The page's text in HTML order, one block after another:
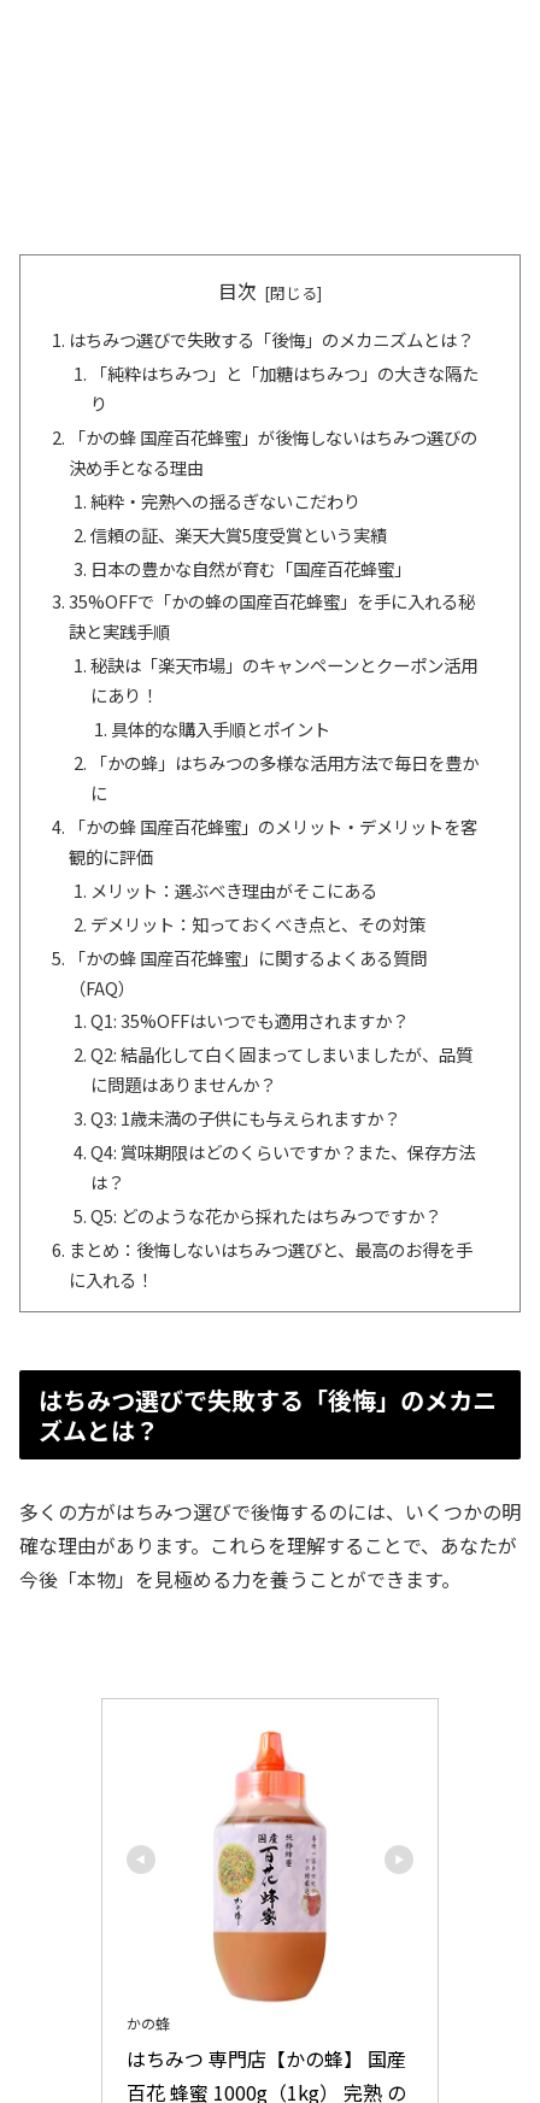
目次
はちみつ選びで失敗する「後悔」のメカニズムとは？
「純粋はちみつ」と「加糖はちみつ」の大きな隔た
り
「かの蜂 国産百花蜂蜜」が後悔しないはちみつ選びの
決め手となる理由
純粋・完熟への揺るぎないこだわり
信頼の証、楽天大賞5度受賞という実績
日本の豊かな自然が育む「国産百花蜂蜜」
35%OFFで「かの蜂の国産百花蜂蜜」を手に入れる秘
訣と実践手順
秘訣は「楽天市場」のキャンペーンとクーポン活用
にあり！
具体的な購入手順とポイント
「かの蜂」はちみつの多様な活用方法で毎日を豊か
に
「かの蜂 国産百花蜂蜜」のメリット・デメリットを客
観的に評価
メリット：選ぶべき理由がそこにある
デメリット：知っておくべき点と、その対策
「かの蜂 国産百花蜂蜜」に関するよくある質問
（FAQ）
Q1: 35%OFFはいつでも適用されますか？
Q2: 結晶化して白く固まってしまいましたが、品質
に問題はありませんか？
Q3: 1歳未満の子供にも与えられますか？
Q4: 賞味期限はどのくらいですか？また、保存方法
は？
Q5: どのような花から採れたはちみつですか？
まとめ：後悔しないはちみつ選びと、最高のお得を手
に入れる！
はちみつ選びで失敗する「後悔」のメカニ
ズムとは？
多くの方がはちみつ選びで後悔するのには、いくつかの明
確な理由があります。これらを理解することで、あなたが
今後「本物」を見極める力を養うことができます。
かの蜂
はちみつ 専門店【かの蜂】 国産
百花 蜂蜜 1000g（1kg） 完熟 の